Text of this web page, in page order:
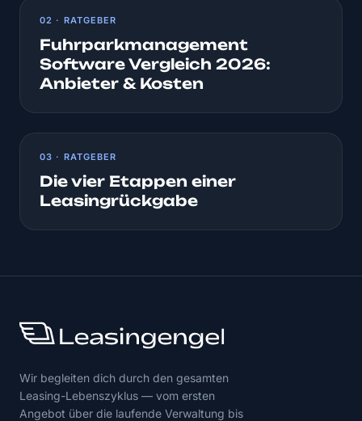
02 · RATGEBER
Fuhrparkmanagement
Software Vergleich 2026:
Anbieter & Kosten
03 · RATGEBER
Die vier Etappen einer
Leasingrückgabe
Wir begleiten dich durch den gesamten
Leasing-Lebenszyklus — vom ersten
Angebot über die laufende Verwaltung bis